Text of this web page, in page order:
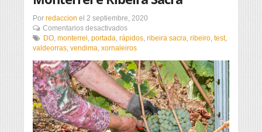
Por redaccion el 2 septiembre, 2020
Comentarios desactivadosen
Test
rápidos
xornaleiros
das
DO
de
Ribeiro,
Valdeorras,
Monterrei
DO monterrei portada rápidos ribeira sacra ribeiro test,
valdeorras vendima xornaleiros